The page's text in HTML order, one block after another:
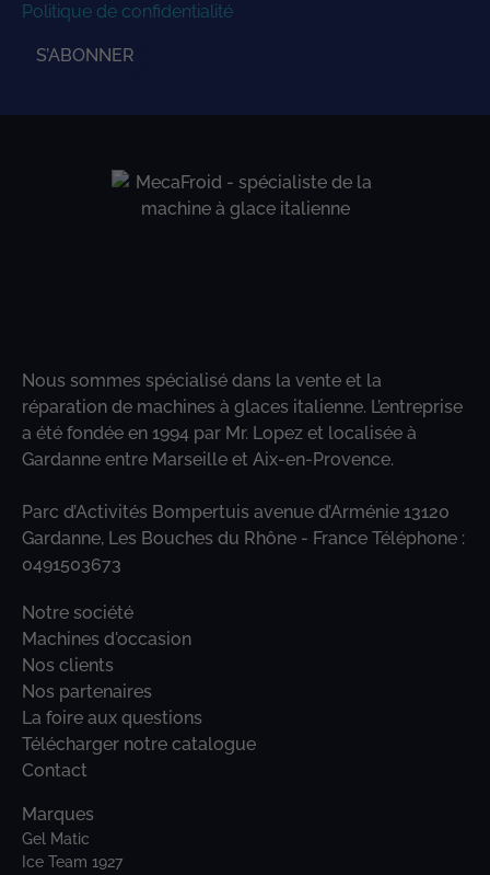
Politique de confidentialité
S’ABONNER
Nous sommes spécialisé dans la vente et la
réparation de machines à glaces italienne. L’entreprise
a été fondée en 1994 par Mr. Lopez et localisée à
Gardanne entre Marseille et Aix-en-Provence.
Parc d’Activités Bompertuis avenue d’Arménie 13120
Gardanne, Les Bouches du Rhône - France Téléphone :
0491503673
Notre société
Machines d'occasion
Nos clients
Nos partenaires
La foire aux questions
Télécharger notre catalogue
Contact
Marques
Gel Matic
Ice Team 1927